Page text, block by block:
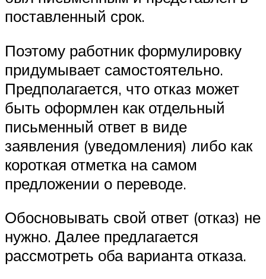
поставленный срок.
Поэтому работник формулировку
придумывает самостоятельно.
Предполагается, что отказ может
быть оформлен как отдельный
письменный ответ в виде
заявления (уведомления) либо как
короткая отметка на самом
предложении о переводе.
Обосновывать свой ответ (отказ) не
нужно. Далее предлагается
рассмотреть оба варианта отказа.